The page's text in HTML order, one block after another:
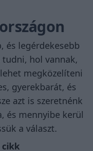
és legérdekesebb
hol vannak,
megközelíteni
gyerekbarát, és
azt is szeretnénk
és mennyibe kerül
a választ.
cikk